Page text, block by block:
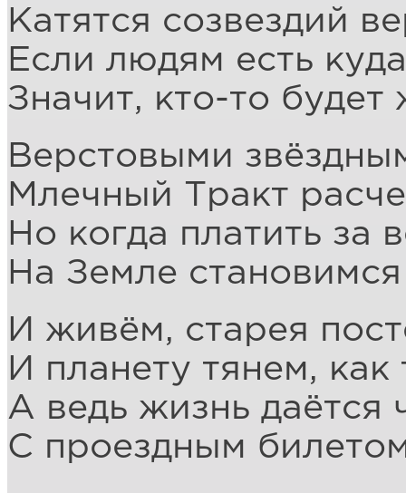
Катятся созвездий
Если людям есть
Значит, кто-то будет
Верстовыми
Млечный Тракт
Но когда платить за
На Земле
И живём, старея
И планету тянем, как
А ведь жизнь даётся
С проездным